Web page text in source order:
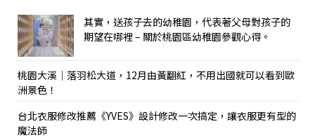
其實，送孩子去的幼稚園，代表著父母對孩子的
期望在哪裡 – 關於桃園區幼稚園參觀心得。
桃園大溪｜落羽松大道，12月由黃翻紅，不用出國就可以看到歐
洲景色！
台北衣服修改推薦《YVES》設計修改一次搞定，讓衣服更有型的
魔法師